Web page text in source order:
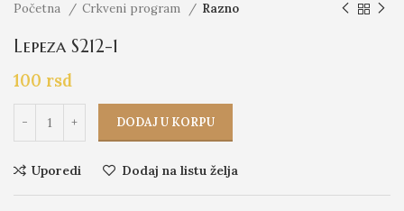
Početna Crkveni program Razno
Lepeza S212-1
100 rsd
DODAJ U KORPU
Uporedi Dodaj na listu želja